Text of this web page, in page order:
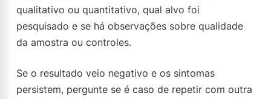
qualitativo ou quantitativo, qual alvo foi
pesquisado e se há observações sobre qualidade
da amostra ou controles.
Se o resultado veio negativo e os sintomas
persistem, pergunte se é caso de repetir com outra